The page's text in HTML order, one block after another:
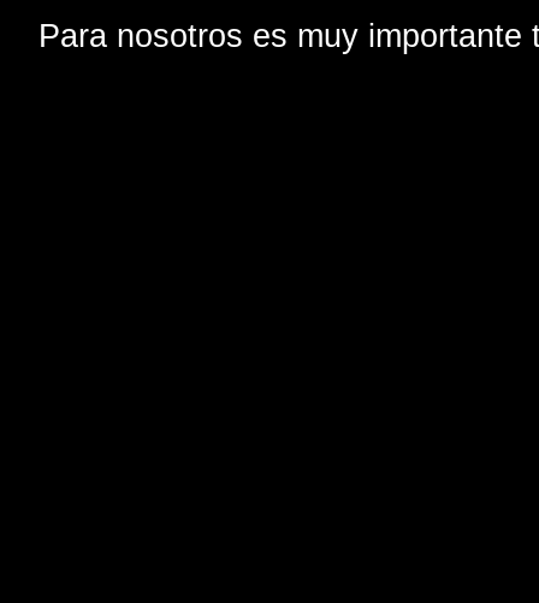
Para nosotros es muy